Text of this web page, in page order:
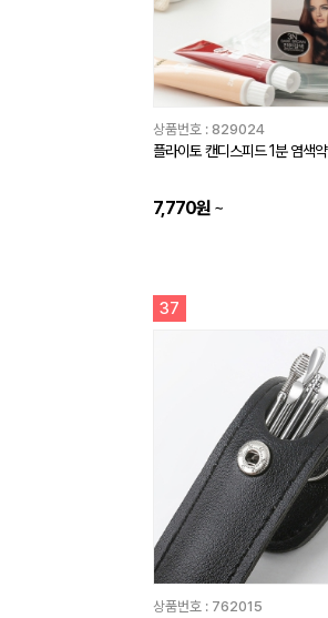
상품번호 : 829024
플라이토 캔디스피드 1분 염색약
7,770원 ~
37
상품번호 : 762015